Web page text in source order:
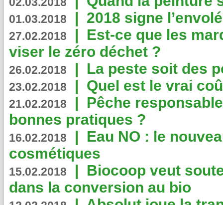
01.03.2018 | 2018 signe
27.02.2018 | Est-ce que les
viser le zéro déchet ?
26.02.2018 | La peste soit des
23.02.2018 | Quel est le vrai
21.02.2018 | Pêche
bonnes pratiques ?
16.02.2018 | Eau NO : le
cosmétiques
15.02.2018 | Biocoop veut
dans la conversion au bio